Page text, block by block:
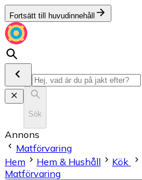
Fortsätt till huvudinnehåll
Sök
Annons
Matförvaring
Hem
Hem & Hushåll Kök
Matförvaring